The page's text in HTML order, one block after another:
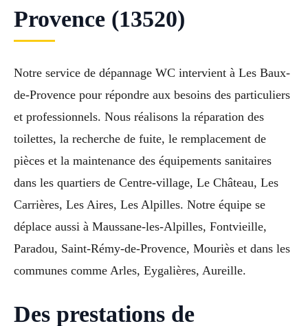
Provence (13520)
Notre service de dépannage WC intervient à Les Baux-
de-Provence pour répondre aux besoins des particuliers
et professionnels. Nous réalisons la réparation des
toilettes, la recherche de fuite, le remplacement de
pièces et la maintenance des équipements sanitaires
dans les quartiers de Centre-village, Le Château, Les
Carrières, Les Aires, Les Alpilles. Notre équipe se
déplace aussi à Maussane-les-Alpilles, Fontvieille,
Paradou, Saint-Rémy-de-Provence, Mouriès et dans les
communes comme Arles, Eygalières, Aureille.
Des prestations de